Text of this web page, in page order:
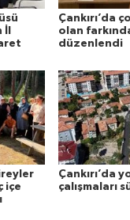
Çankırı’da
olan
düzenlendi
içe
Çankırı’da
çalışmaları